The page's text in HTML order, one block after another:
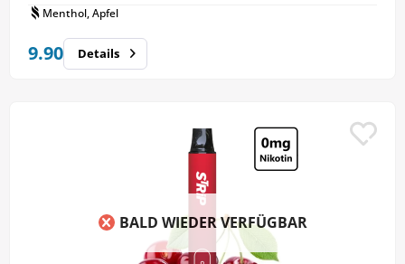
Menthol, Apfel
9.90 Details
BALD WIEDER VERFÜGBAR